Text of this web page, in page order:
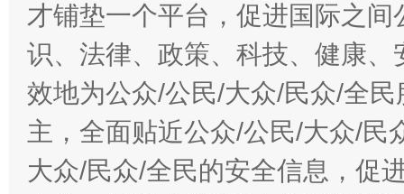
才铺垫一个平台，促进国际之
识、法律、政策、科技、健康
效地为公众/公民/大众/民众/全
主，全面贴近公众/公民/大众/民
大众/民众/全民的安全信息，促